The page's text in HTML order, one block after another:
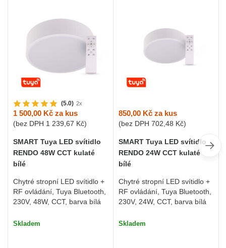
(5.0) 2x
1 500,00 Kč za kus
(bez DPH 1 239,67 Kč)
SMART Tuya LED svítidlo
RENDO 48W CCT kulaté
bílé
Chytré stropní LED svítidlo +
RF ovládání, Tuya Bluetooth,
230V, 48W, CCT, barva bílá
Skladem
850,00 Kč za kus
(bez DPH 702,48 Kč)
SMART Tuya LED svítidlo
RENDO 24W CCT kulaté
bílé
Chytré stropní LED svítidlo +
RF ovládání, Tuya Bluetooth,
230V, 24W, CCT, barva bílá
Skladem